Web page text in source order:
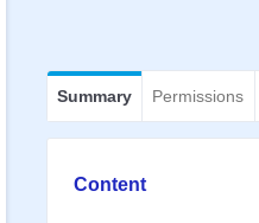
Summary Permissions
Content